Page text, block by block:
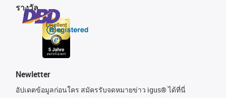
รางวัล
Newletter
อัปเดตข้อมูลก่อนใคร สมัครรับจดหมายข่าว igus® ได้ที่นี่